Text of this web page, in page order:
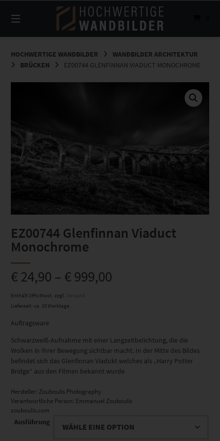
zum
Inhalt
HOCHWERTIGE WANDBILDER
WANDBILDER ARCHITEKTUR
BRÜCKEN
EZ00744 GLENFINNAN VIADUCT MONOCHROME
EZ00744 Glenfinnan Viaduct
Monochrome
€24,90 – €999,00
Enthält 19% Mwst. zzgl. Versand
Lieferzeit: ca. 10 Werktage
Auftragsware
Schwarzweiß-Aufnahme mit einer Langzeitbelichtung, die die
Wolken in Ihrer Bewegung sichtbar macht. In der Mitte des Bildes
befindet sich das Glenfinnan Viadukt welches als „Harry Potter
Bridge“ aus den Filmen bekannt wurde
Hersteller: Zouboulis Photography
Verantwortliche Person: Emmanuel Zouboulis
zouboulis.com
Ausführung